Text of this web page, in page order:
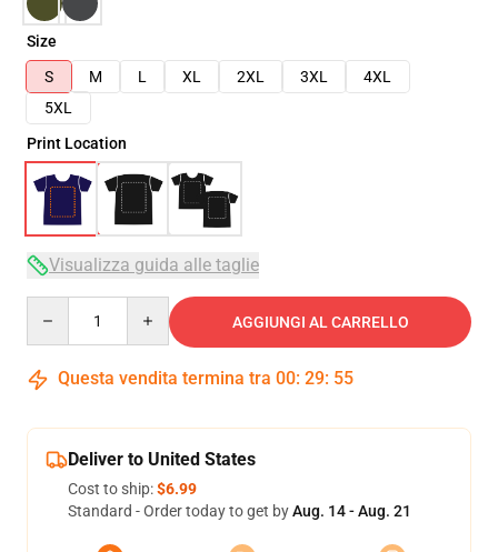
Size
S
M L XL 2XL 3XL
4XL
5XL
Print Location
Visualizza guida alle taglie
AGGIUNGI AL CARRELLO
Questa vendita termina tra 00: 29: 54
Deliver to United States
Cost to ship:$6.99
Standard - Order today to get byAug. 14 - Aug. 21